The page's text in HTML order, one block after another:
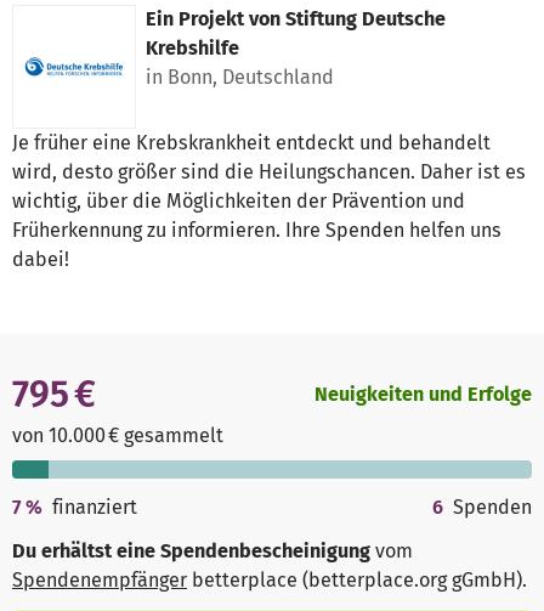
Ein Projekt von Stiftung Deutsche
Krebshilfe
in Bonn, Deutschland
Je früher eine Krebskrankheit entdeckt und behandelt
wird, desto größer sind die Heilungschancen. Daher ist es
wichtig, über die Möglichkeiten der Prävention und
Früherkennung zu informieren. Ihre Spenden helfen uns
dabei!
795 €
von 10.000 € gesammelt
Neuigkeiten und Erfolge
7% finanziert 6 Spenden
Du erhältst eine Spendenbescheinigung vom
Spendenempfänger betterplace (betterplace.org gGmbH).